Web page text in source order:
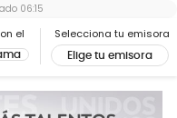
el Selecciona tu emisora
Elige tu emisora
06:15